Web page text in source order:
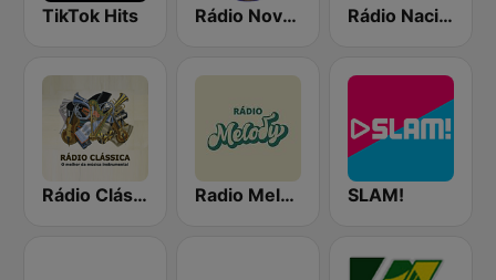
TikTok Hits Rádio Nova Jerusalém FM 100.3 Rádio Nacional da Amazônia
Rádio Clássica Radio Melody SLAM!